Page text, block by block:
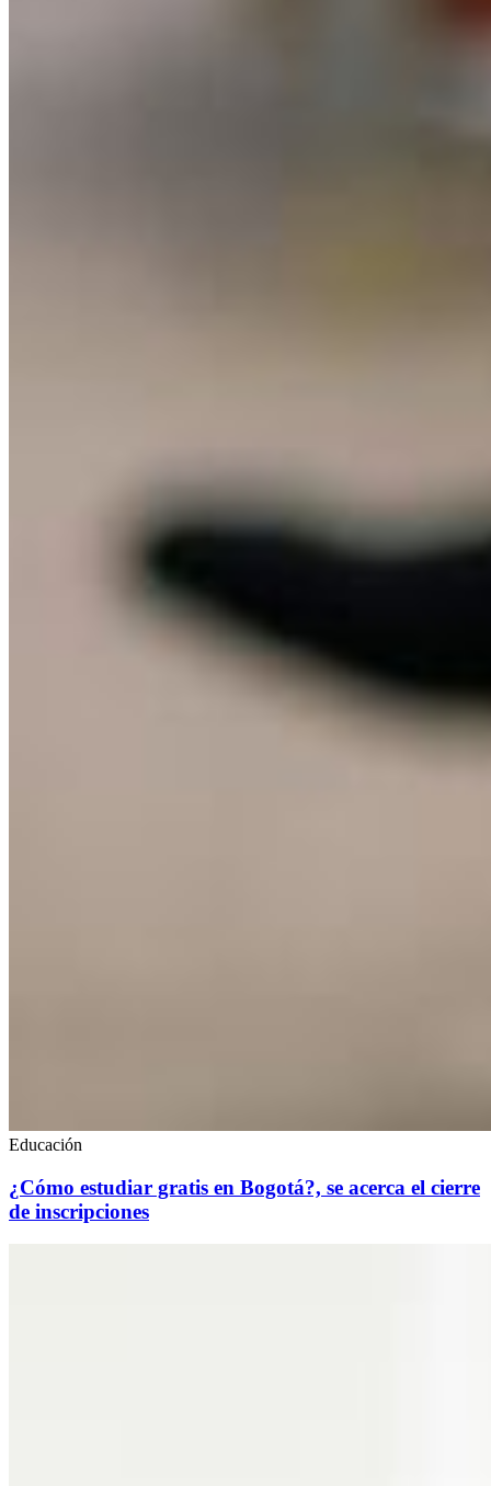
Educación
¿Cómo estudiar gratis en Bogotá?, se acerca el cierre
de inscripciones